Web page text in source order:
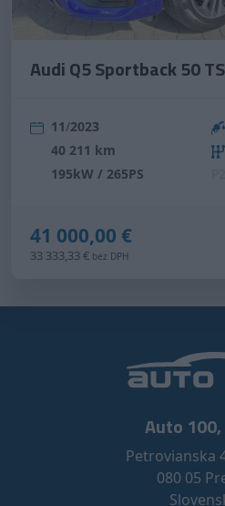
Audi Q5 Sportback 50
11/2023
40 211 km
195kW / 265PS
41 000,00 €
33 333,33 € bez DPH
Auto 100,
Petrovianska
080 05